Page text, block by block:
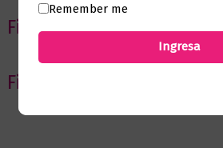
Filtrar por Autor
Filtrar por editorial
Remember me
Ingresa